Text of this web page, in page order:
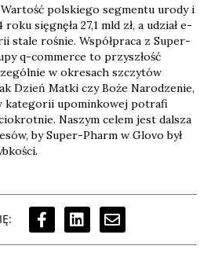
polskiego segmentu urody i
sięgnęła 27,1 mld zł, a udział e-
stale rośnie. Współpraca z Super-
q-commerce to przyszłość
w okresach szczytów
Dzień Matki czy Boże Narodzenie,
kategorii upominkowej potrafi
Naszym celem jest dalsza
by Super-Pharm w Glovo był